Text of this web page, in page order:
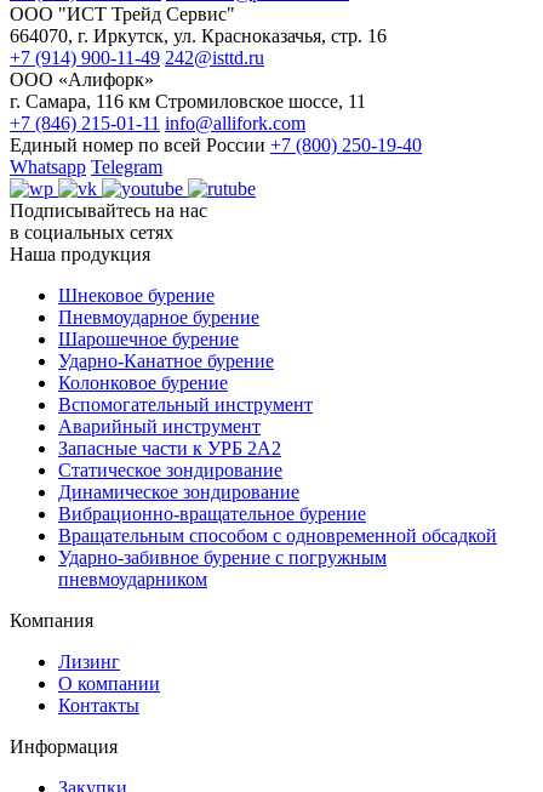
ООО "ИСТ Трейд Сервис"
664070, г. Иркутск, ул. Красноказачья, стр. 16
+7 (914) 900-11-49 242@isttd.ru
ООО «Алифорк»
г. Самара, 116 км Стромиловское шоссе, 11
+7 (846) 215-01-11 info@allifork.com
Единый номер по всей России +7 (800) 250-19-40
Whatsapp Telegram
Подписывайтесь на нас
в социальных сетях
Наша продукция
Шнековое бурение
Пневмоударное бурение
Шарошечное бурение
Ударно-Канатное бурение
Колонковое бурение
Вспомогательный инструмент
Аварийный инструмент
Запасные части к УРБ 2А2
Статическое зондирование
Динамическое зондирование
Вибрационно-вращательное бурение
Вращательным способом с одновременной обсадкой
Ударно-забивное бурение с погружным
пневмоударником
Компания
Лизинг
О компании
Контакты
Информация